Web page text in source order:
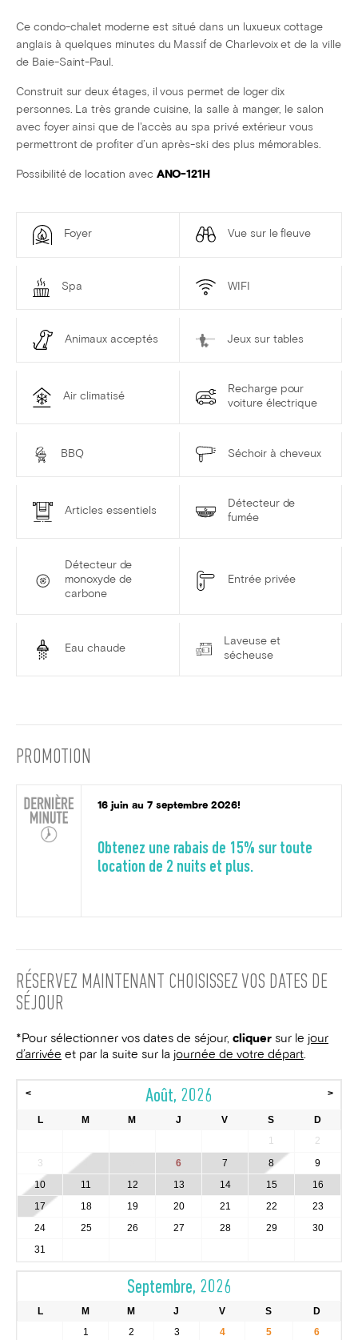
Ce condo-chalet moderne est situé dans un luxueux cottage
anglais à quelques minutes du Massif de Charlevoix et de la ville
de Baie-Saint-Paul.
Construit sur deux étages, il vous permet de loger dix
personnes. La très grande cuisine, la salle à manger, le salon
avec foyer ainsi que de l'accès au spa privé extérieur vous
permettront de profiter d’un après-ski des plus mémorables.
Possibilité de location avec ANO-121H
Foyer Vue sur le fleuve
Spa WIFI
Animaux acceptés Jeux sur tables
Air climatisé
Recharge pour
voiture électrique
BBQ Séchoir à cheveux
Articles essentiels
Détecteur de
fumée
Détecteur de
monoxyde de
carbone
Entrée privée
Eau chaude
Laveuse et
sécheuse
PROMOTION
16 juin au 7 septembre 2026!
Obtenez une rabais de 15% sur toute
location de 2 nuits et plus.
RÉSERVEZ MAINTENANT CHOISISSEZ VOS DATES DE
SÉJOUR
*Pour sélectionner vos dates de séjour, cliquer sur le jour
d’arrivée et par la suite sur la journée de votre départ.
< Août, 2026
L M M J V S
D
1
2
3
4 6 7 8
9
10
11 12 13 14 15
16
17
18 19 20 21 22
23
24
25 26 27 28 29
30
31
Septembre, 2026
>
L M M J V S
D
1
2 3 4 5 6